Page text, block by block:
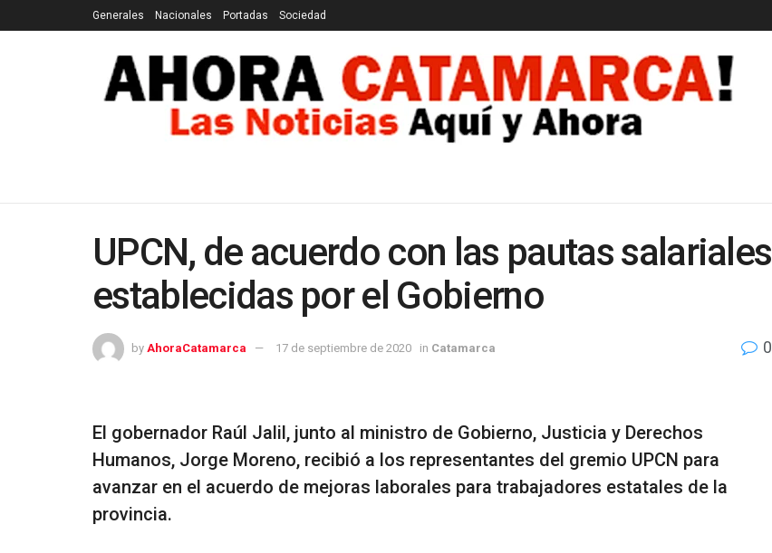
Generales Nacionales Portadas Sociedad
UPCN, de acuerdo con las pautas salariales
establecidas por el Gobierno
by AhoraCatamarca 17 de septiembre de 2020 in Catamarca 0
El gobernador Raúl Jalil, junto al ministro de Gobierno, Justicia y Derechos
Humanos, Jorge Moreno, recibió a los representantes del gremio UPCN para
avanzar en el acuerdo de mejoras laborales para trabajadores estatales de la
provincia.